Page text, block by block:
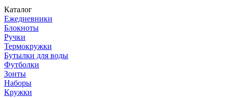
Каталог
Ежедневники
Блокноты
Ручки
Термокружки
Бутылки для воды
Футболки
Зонты
Наборы
Кружки